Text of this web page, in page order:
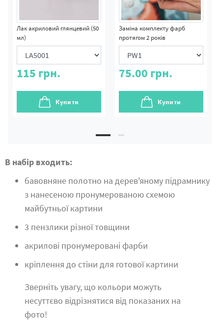
Лак акриловий глянцевий (50
мл)
115 грн.
Купити
Заміна комплекту фарб
протягом 2 років
75.00 грн.
Купити
В набір входить:
бавовняне полотно на дерев'яному підрамнику
з нанесеною пронумерованою схемою
майбутньої картини
3 пензлики різної товщини
акрилові пронумеровані фарби
кріплення до стіни для готової картини
Зверніть увагу, що кольори можуть
несуттєво відрізнятися від показаних на
фото!